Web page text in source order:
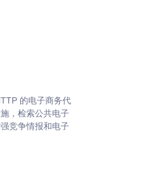
的电子商务代
，检索公共电子
竞争情报和电子